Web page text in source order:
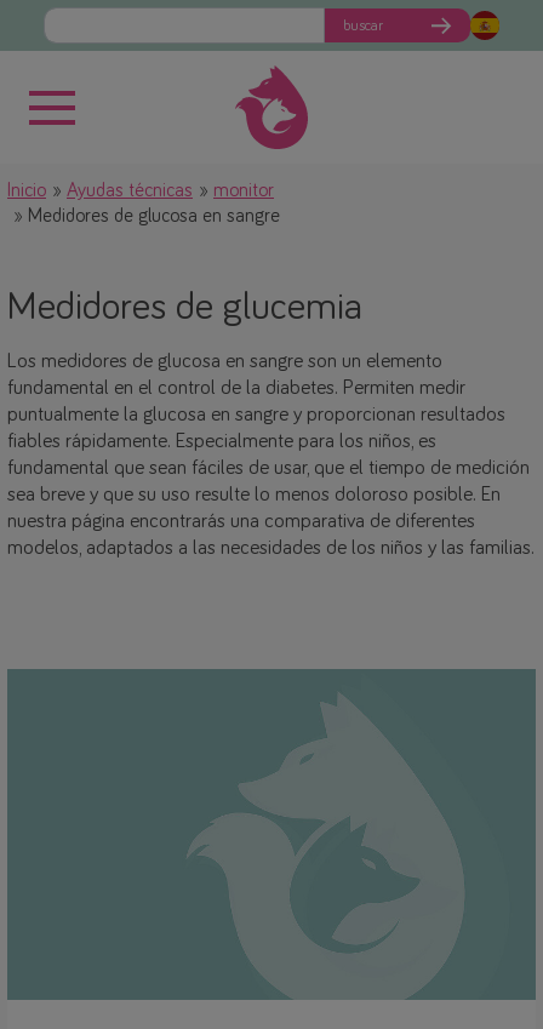
buscar
Inicio Ayudas técnicas
monitor
Medidores de glucosa en sangre
Medidores de glucemia
Los medidores de glucosa en sangre son un elemento
fundamental en el control de la diabetes. Permiten medir
puntualmente la glucosa en sangre y proporcionan resultados
fiables rápidamente. Especialmente para los niños, es
fundamental que sean fáciles de usar, que el tiempo de medición
sea breve y que su uso resulte lo menos doloroso posible. En
nuestra página encontrarás una comparativa de diferentes
modelos, adaptados a las necesidades de los niños y las familias.